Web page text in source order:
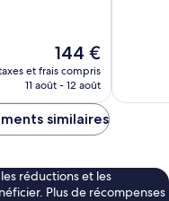
Le
nouveau
prix
de
144 €
et frais compris
11 août - 12 août
similaires
réductions et les
Plus de récompenses